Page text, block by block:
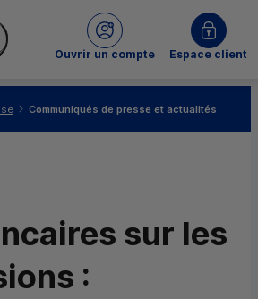
sur le site
Ouvrir un compte
du Crédit MutuelEspace client
Communiqués de presse et actualités
sur les
: